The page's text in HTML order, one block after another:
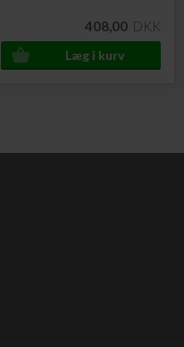
408,00 DKK